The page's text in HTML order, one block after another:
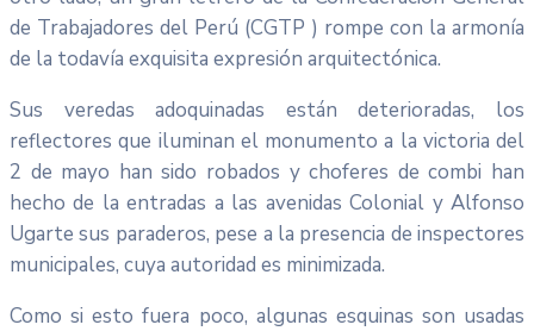
de Trabajadores del Perú (CGTP ) rompe con la armonía
de la todavía exquisita expresión arquitectónica.
Sus veredas adoquinadas están deterioradas, los
reflectores que iluminan el monumento a la victoria del
2 de mayo han sido robados y choferes de combi han
hecho de la entradas a las avenidas Colonial y Alfonso
Ugarte sus paraderos, pese a la presencia de inspectores
municipales, cuya autoridad es minimizada.
Como si esto fuera poco, algunas esquinas son usadas